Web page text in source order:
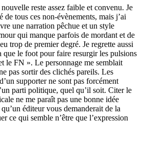
reste assez faible et convenu. Je
de tous ces non-évènements, mais j’ai
une narration pêchue et un style
qui manque parfois de mordant et de
trop de premier degré. Je regrette aussi
que le foot pour faire resurgir les pulsions
le FN ». Le personnage me semblait
pas sortir des clichés pareils. Les
supporter ne sont pas forcément
parti politique, quel qu’il soit. Citer le
ne me paraît pas une bonne idée
éditeur vous demanderait de la
ce qui semble n’être que l’expression